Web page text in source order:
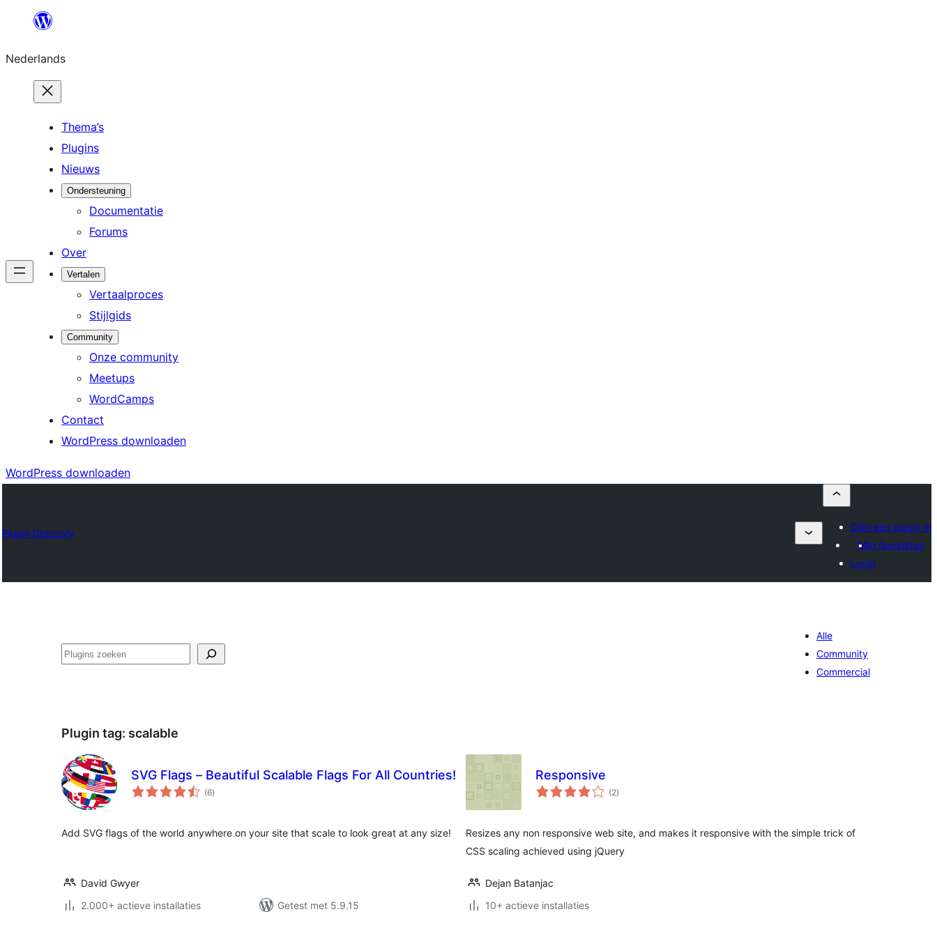
de
inhoud
Nederlands
Thema’s
Plugins
Nieuws
Ondersteuning
Documentatie
Forums
Over
Vertalen
Vertaalproces
Stijlgids
Community
Onze community
Meetups
WordCamps
Contact
WordPress downloaden
WordPress downloaden
Plugin Directory
Dien een plugin in
Mijn favorieten
Login
Zoeken
Alle
Community
Commercial
Plugin tag: scalable
SVG Flags – Beautiful Scalable Flags For All Countries!
(6totaal
waarderingen
)
Add SVG flags of the world anywhere on your site that scale to look great at any size!
David Gwyer
2.000+ actieve installaties
Getest met 5.9.15
Responsive
(2totaal
waarderingen
)
Resizes any non responsive web site, and makes it responsive with the simple trick of
CSS scaling achieved using jQuery
Dejan Batanjac
10+ actieve installaties